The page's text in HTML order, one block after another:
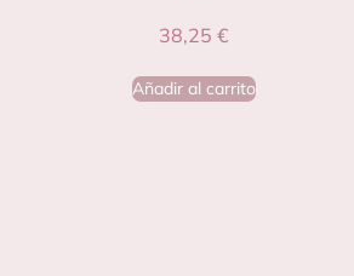
38,25 €
Añadir al carrito